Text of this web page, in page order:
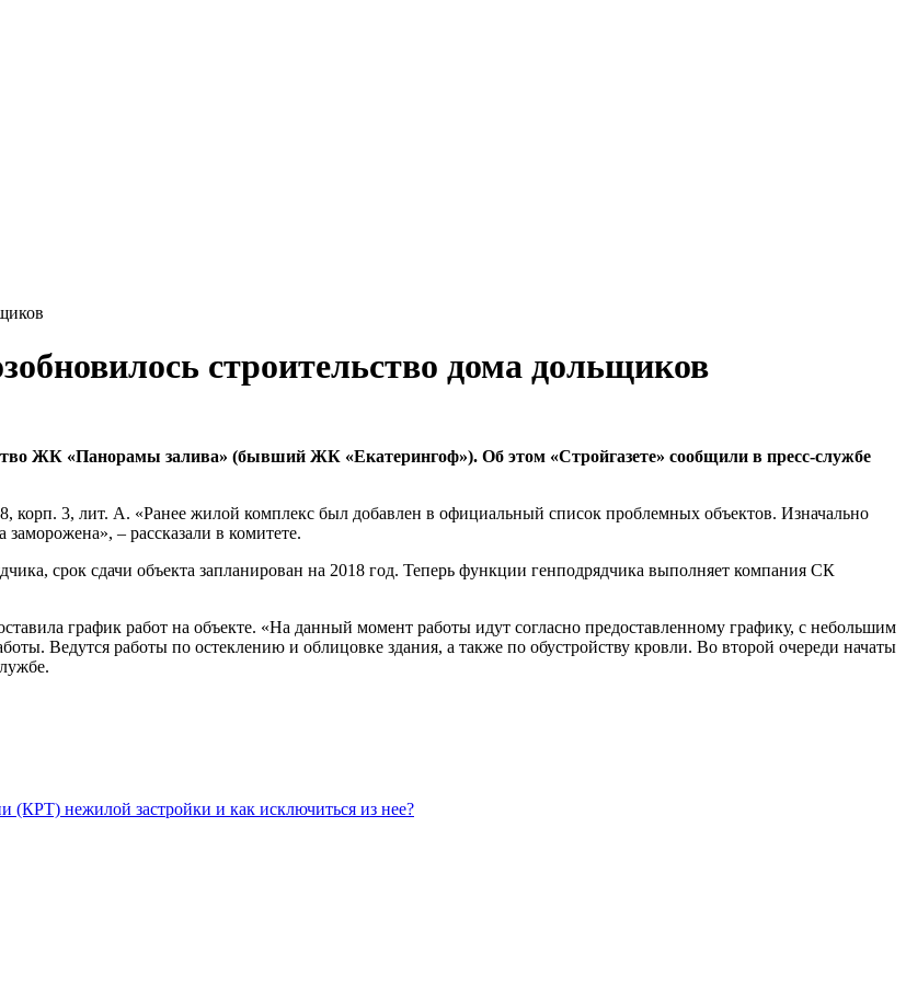
строительство дома дольщиков
ЖК «Панорамы залива» (бывший ЖК «Екатерингоф»). Об этом «Стройгазете» сообщили в пресс-службе
корп. 3, лит. А. «Ранее жилой комплекс был добавлен в официальный список проблемных объектов. Изначально
– рассказали в комитете.
срок сдачи объекта запланирован на 2018 год. Теперь функции генподрядчика выполняет компания СК
график работ на объекте. «На данный момент работы идут согласно предоставленному графику, с небольшим
Ведутся работы по остеклению и облицовке здания, а также по обустройству кровли. Во второй очереди начаты
(КРТ) нежилой застройки и как исключиться из нее?